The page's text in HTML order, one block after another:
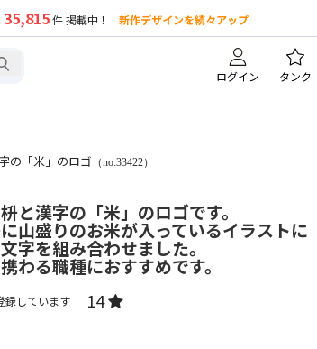
35,815件 掲載中！ 新作デザインを続々アップ
ログイン タンク
の「米」のロゴ （no.33422）
と漢字の「米」のロゴです。
山盛りのお米が入っているイラストに
字を組み合わせました。
わる職種におすすめです。
録しています 14